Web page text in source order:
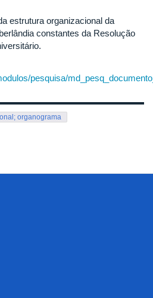
estrutura organizacional da
constantes da Resolução
pesquisa/
organograma